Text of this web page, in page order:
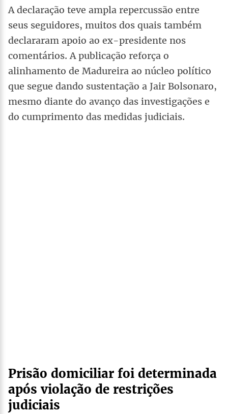
A declaração teve ampla repercussão entre
seus seguidores, muitos dos quais também
declararam apoio ao ex-presidente nos
comentários. A publicação reforça o
alinhamento de Madureira ao núcleo político
que segue dando sustentação a Jair Bolsonaro,
mesmo diante do avanço das investigações e
do cumprimento das medidas judiciais.
Prisão domiciliar foi determinada
após violação de restrições
judiciais